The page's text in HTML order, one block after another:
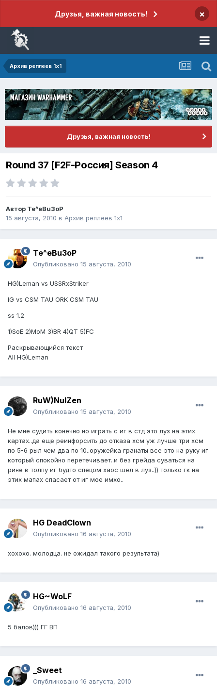
Друзья, важная новость! ×
Архив реплеев 1x1
Друзья, важная новость!
Round 37 [F2F-Россия] Season 4
Автор Te^eBu3oР
15 августа, 2010 в Архив реплеев 1x1
Te^eBu3oР
Опубликовано 15 августа, 2010
HG)Leman vs USSRxStriker
IG vs CSM TAU ORK CSM TAU
ss 1.2
1)SoE 2)MoM 3)BR 4)QT 5)FC
Раскрывающийся текст
All HG)Leman
RuW)NulZen
Опубликовано 15 августа, 2010
Не мне судить конечно но играть с иг в стд это луз на этих
картах..да еще реинфорсить до отказа хсм уж лучше три хсм
по 5-6 рыл чем два по 10..оружейка гранаты все это на руку иг
который спокойно перетечивает..и без грейда суваться на
рине в толпу иг будто спецом хаос шел в луз..)) только гк на
этих мапах спасает от иг мое имхо..
HG DeadClown
Опубликовано 16 августа, 2010
хохохо. молодца. не ожидал такого результата)
HG~WoLF
Опубликовано 16 августа, 2010
5 балов))) ГГ ВП
_Sweet
Опубликовано 16 августа, 2010